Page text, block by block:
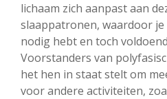
lichaam zich aanpast aan
slaappatronen, waardoor
nodig hebt en toch
Voorstanders van
het hen in staat stelt om
voor andere activiteiten,